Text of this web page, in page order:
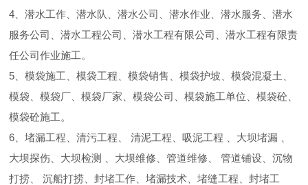
4、潜水工作、潜水队、潜水公司、潜水作业、潜水服务、潜水
服务公司、潜水工程公司、潜水工程有限公司、潜水工程有限责
任公司作业施工。
5、模袋施工、模袋工程、模袋销售、模袋护坡、模袋混凝土、
模袋、模袋厂、模袋厂家、模袋公司、模袋施工单位、模袋砼、
模袋砼施工。
6、堵漏工程、清污工程、 清泥工程、吸泥工程 、大坝堵漏 、
大坝探伤、大坝检测 、大坝维修、管道维修、 管道铺设、沉物
打捞、 沉船打捞、封堵工作、堵漏技术、堵缝工程、封堵工